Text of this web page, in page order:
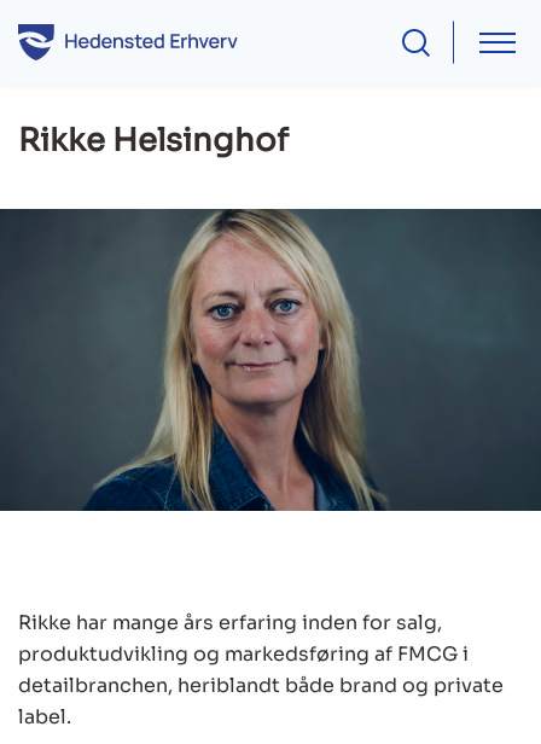
Rikke Helsinghof
Rikke har mange års erfaring inden for salg,
produktudvikling og markedsføring af FMCG i
detailbranchen, heriblandt både brand og private
label.